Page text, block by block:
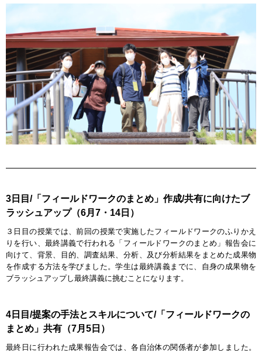
3日目/「フィールドワークのまとめ」作成/共有に向けたブ
ラッシュアップ（6月7・14日）
３日目の授業では、前回の授業で実施したフィールドワークのふりかえ
りを行い、最終講義で行われる「フィールドワークのまとめ」報告会に
向けて、背景、目的、調査結果、分析、及び分析結果をまとめた成果物
を作成する方法を学びました。学生は最終講義までに、自身の成果物を
ブラッシュアップし最終講義に挑むことになります。
4日目/提案の手法とスキルについて/「フィールドワークの
まとめ」共有（7月5日）
最終日に行われた成果報告会では、各自治体の関係者が参加しました。